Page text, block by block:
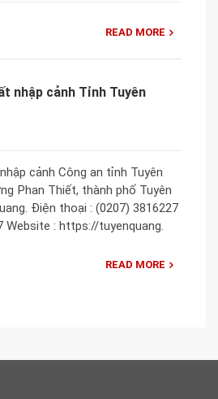
READ MORE
nhập cảnh Tỉnh Tuyên
cảnh Công an tỉnh Tuyên
Phan Thiết, thành phố Tuyên
Điện thoại : (0207) 3816227
Website : https://tuyenquang.
READ MORE